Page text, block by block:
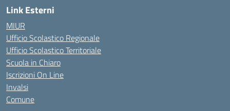
Link Esterni
MIUR
Ufficio Scolastico Regionale
Ufficio Scolastico Territoriale
Scuola in Chiaro
Iscrizioni On Line
Invalsi
Comune